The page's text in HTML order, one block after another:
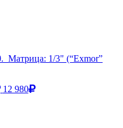
Матрица: 1/3" (“Exmor”
12 980